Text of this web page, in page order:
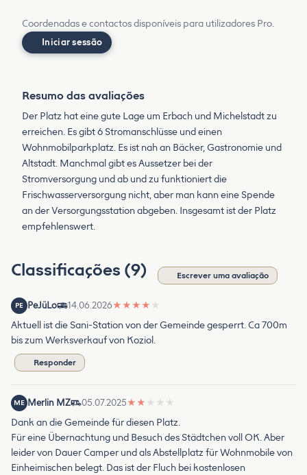
Coordenadas e contactos disponíveis para utilizadores Pro.
Iniciar sessão
Resumo das avaliações
Der Platz hat eine gute Lage um Erbach und Michelstadt zu
erreichen. Es gibt 6 Stromanschlüsse und einen
Wohnmobilparkplatz. Es ist nah an Bäcker, Gastronomie und
Altstadt. Manchmal gibt es Aussetzer bei der
Stromversorgung und ab und zu funktioniert die
Frischwasserversorgung nicht, aber man kann eine Spende
an der Versorgungsstation abgeben. Insgesamt ist der Platz
empfehlenswert.
Classificações (9) Escrever uma avaliação
PE PeJüLo 14.06.2026★ ★ ★ ★ ★
Aktuell ist die Sani-Station von der Gemeinde gesperrt. Ca 700m
bis zum Werksverkauf von Koziol.
Responder
ME Merlin MZ 05.07.2025★ ★ ★ ★ ★
Dank an die Gemeinde für diesen Platz.
Für eine Übernachtung und Besuch des Städtchen voll OK. Aber
leider von Dauer Camper und als Abstellplatz für Wohnmobile von
Einheimischen belegt. Das ist der Fluch bei kostenlosen